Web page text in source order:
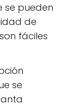
se pueden
de
fáciles
se